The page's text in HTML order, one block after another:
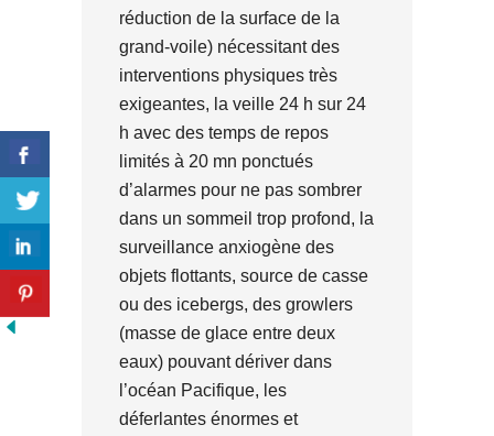
réduction de la surface de la
grand-voile) nécessitant des
interventions physiques très
exigeantes, la veille 24 h sur 24
h avec des temps de repos
limités à 20 mn ponctués
d’alarmes pour ne pas sombrer
dans un sommeil trop profond, la
surveillance anxiogène des
objets flottants, source de casse
ou des icebergs, des growlers
(masse de glace entre deux
eaux) pouvant dériver dans
l’océan Pacifique, les
déferlantes énormes et